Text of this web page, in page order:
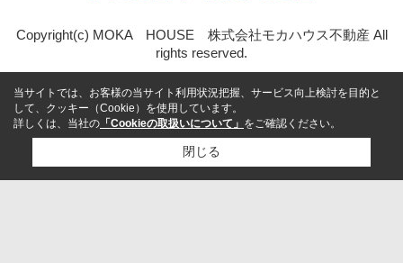
Copyright(c) MOKA HOUSE 株式会社モカハウス不動産 All
rights reserved.
当サイトでは、お客様の当サイト利用状況把握、サービス向上検討を目的と
して、クッキー（Cookie）を使用しています。
詳しくは、当社の 「Cookieの取扱いについて」 をご確認ください。
閉じる